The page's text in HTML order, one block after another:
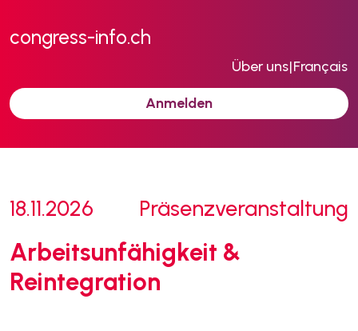
congress-info.ch
Über uns|Français
Anmelden
18.11.2026 Präsenzveranstaltung
Arbeitsunfähigkeit &
Reintegration